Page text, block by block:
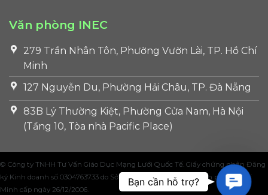
Văn phòng INEC
279 Trần Nhân Tôn, Phường Vườn Lài, TP. Hồ Chí
Minh
127 Nguyễn Du, Phường Hải Châu, TP. Đà Nẵng
83B Lý Thường Kiệt, Phường Cửa Nam, Hà Nội
(Tầng 10, Tòa nhà Pacific Place)
© Công ty TNHH Tư Vấn Giáo Dục Mạng Lưới Quốc Tế. Giấy chứng nhận Đăng
ký Kinh doanh số 0304763733 do Sở Kế hoạch và Đầu tư Thành phố Hồ Chí
Minh cấp ngày 26/12/2006.
Bạn cần hỗ trợ?